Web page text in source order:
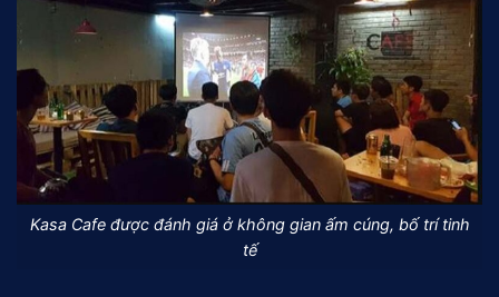
Kasa Cafe được đánh giá ở không gian ấm cúng, bố trí tinh
tế